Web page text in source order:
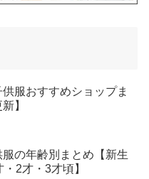
服おすすめショップま
】
の年齢別まとめ【新生
2才・3才頃】